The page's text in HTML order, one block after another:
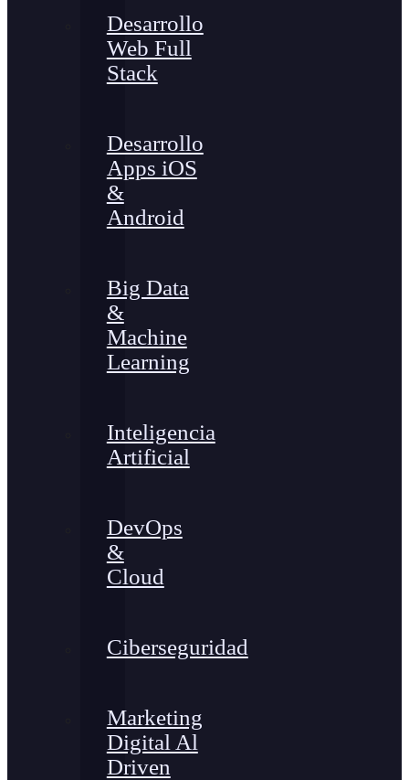
Desarrollo
Web Full
Stack
Desarrollo
Apps iOS
&
Android
Big Data
&
Machine
Learning
Inteligencia
Artificial
DevOps
&
Cloud
Ciberseguridad
Marketing
Digital Al
Driven